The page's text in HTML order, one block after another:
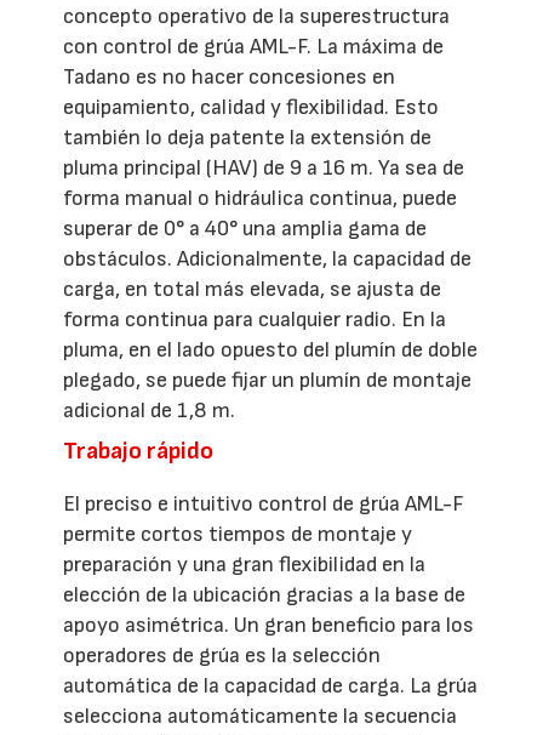
concepto operativo de la superestructura
con control de grúa AML-F. La máxima de
Tadano es no hacer concesiones en
equipamiento, calidad y flexibilidad. Esto
también lo deja patente la extensión de
pluma principal (HAV) de 9 a 16 m. Ya sea de
forma manual o hidráulica continua, puede
superar de 0° a 40° una amplia gama de
obstáculos. Adicionalmente, la capacidad de
carga, en total más elevada, se ajusta de
forma continua para cualquier radio. En la
pluma, en el lado opuesto del plumín de doble
plegado, se puede fijar un plumín de montaje
adicional de 1,8 m.
Trabajo rápido
El preciso e intuitivo control de grúa AML-F
permite cortos tiempos de montaje y
preparación y una gran flexibilidad en la
elección de la ubicación gracias a la base de
apoyo asimétrica. Un gran beneficio para los
operadores de grúa es la selección
automática de la capacidad de carga. La grúa
selecciona automáticamente la secuencia